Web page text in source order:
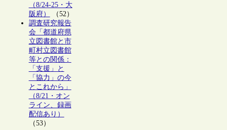
（8/24-25・大
阪府）
（52）
調査研究報告
会「都道府県
立図書館と市
町村立図書館
等との関係：
「支援」と
「協力」の今
とこれから」
（8/21・オン
ライン、録画
配信あり）
（53）